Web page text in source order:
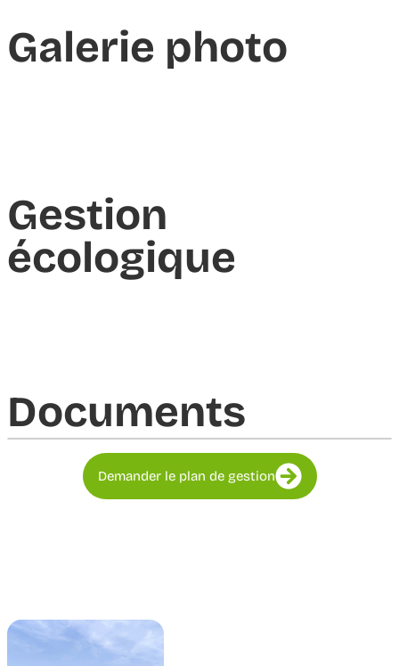
Galerie photo
Gestion
écologique
Documents​
Demander le plan de gestion